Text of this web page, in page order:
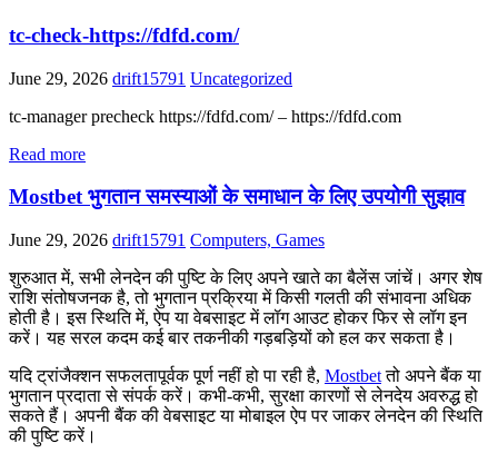
tc-check-https://fdfd.com/
June 29, 2026 drift15791 Uncategorized
tc-manager precheck https://fdfd.com/ – https://fdfd.com
Read more
Mostbet भुगतान समस्याओं के समाधान के लिए उपयोगी सुझाव
June 29, 2026 drift15791 Computers, Games
शुरुआत में, सभी लेनदेन की पुष्टि के लिए अपने खाते का बैलेंस जांचें। अगर शेष
राशि संतोषजनक है, तो भुगतान प्रक्रिया में किसी गलती की संभावना अधिक
होती है। इस स्थिति में, ऐप या वेबसाइट में लॉग आउट होकर फिर से लॉग इन
करें। यह सरल कदम कई बार तकनीकी गड़बड़ियों को हल कर सकता है।
यदि ट्रांजैक्शन सफलतापूर्वक पूर्ण नहीं हो पा रही है, Mostbetतो अपने बैंक या
भुगतान प्रदाता से संपर्क करें। कभी-कभी, सुरक्षा कारणों से लेनदेय अवरुद्ध हो
सकते हैं। अपनी बैंक की वेबसाइट या मोबाइल ऐप पर जाकर लेनदेन की स्थिति
की पुष्टि करें।